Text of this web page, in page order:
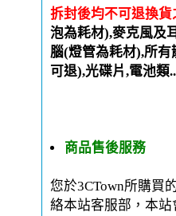
拆封後均不可退換
泡為耗材),麥克風及
腦(燈管為耗材),所
可退),光碟片,電池類
商品售後服務
您於3CTown所購買
絡本站客服部，本